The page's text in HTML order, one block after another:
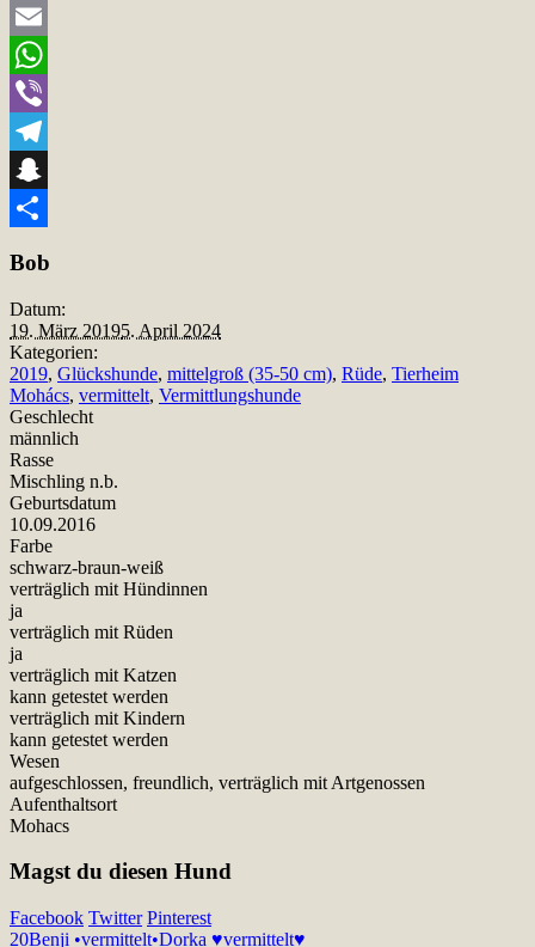
Twitter
Email
WhatsApp
Viber
Telegram
Snapchat
Bob
Datum:
19. März 20195. April 2024
Kategorien:
2019, Glückshunde, mittelgroß (35-50 cm), Rüde, Tierheim
Mohács, vermittelt, Vermittlungshunde
Geschlecht
männlich
Rasse
Mischling n.b.
Geburtsdatum
10.09.2016
Farbe
schwarz-braun-weiß
verträglich mit Hündinnen
ja
verträglich mit Rüden
ja
verträglich mit Katzen
kann getestet werden
verträglich mit Kindern
kann getestet werden
Wesen
aufgeschlossen, freundlich, verträglich mit Artgenossen
Aufenthaltsort
Mohacs
Magst du diesen Hund
Facebook Twitter Pinterest
20Benji •vermittelt•Dorka ♥vermittelt♥